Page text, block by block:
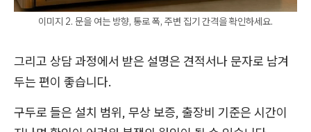
이미지 2. 문을 여는 방향, 통로 폭, 주변 집기 간격을 확인하세요.
그리고 상담 과정에서 받은 설명은 견적서나 문자로 남겨
두는 편이 좋습니다.
구두로 들은 설치 범위, 무상 보증, 출장비 기준은 시간이